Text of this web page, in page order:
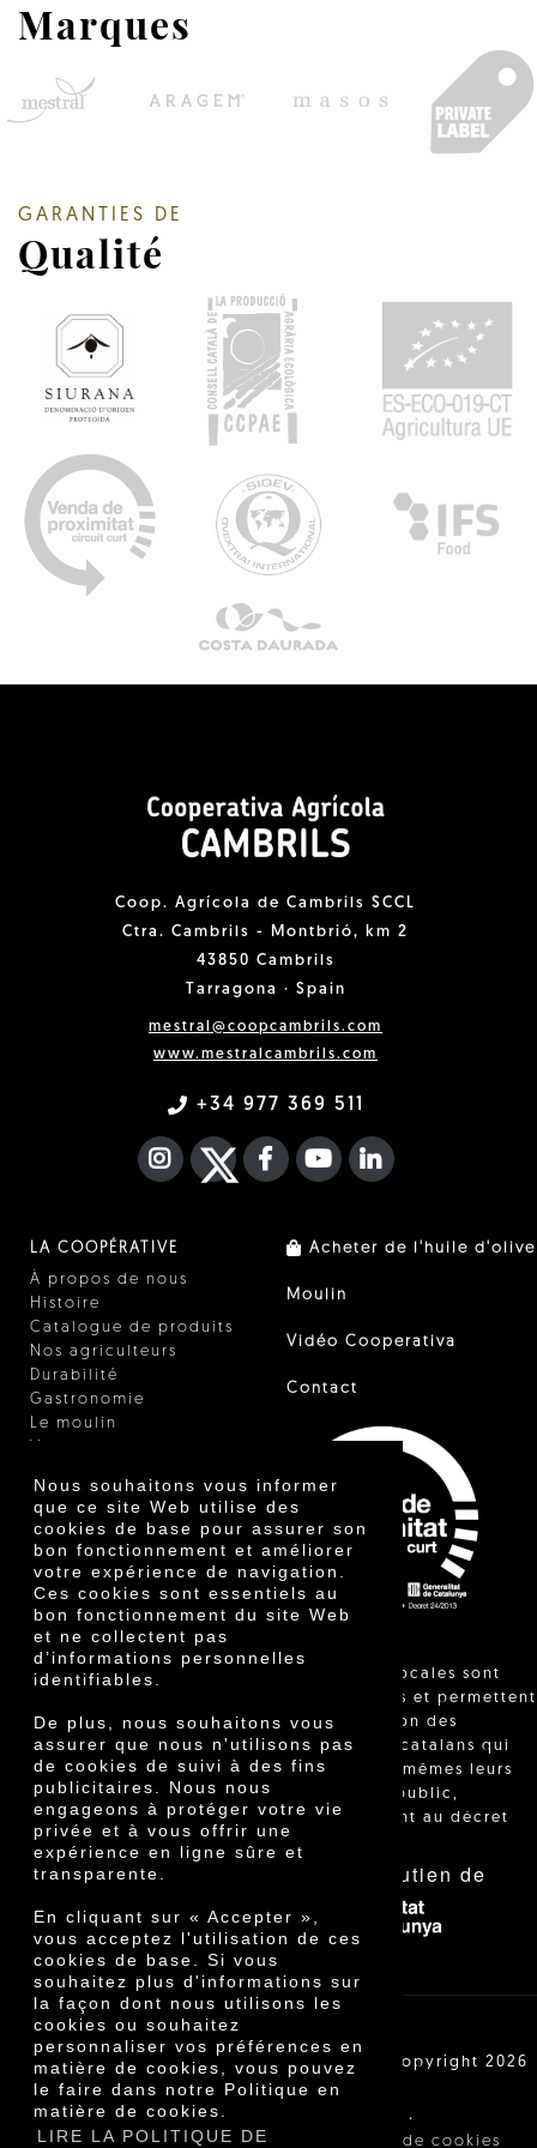
Nous souhaitons vous informer
que ce site Web utilise des
cookies de base pour assurer son
bon fonctionnement et améliorer
votre expérience de navigation.
Ces cookies sont essentiels au
bon fonctionnement du site Web
et ne collectent pas
d’informations personnelles
identifiables.
De plus, nous souhaitons vous
assurer que nous n'utilisons pas
de cookies de suivi à des fins
publicitaires. Nous nous
engageons à protéger votre vie
privée et à vous offrir une
expérience en ligne sûre et
transparente.
En cliquant sur « Accepter »,
vous acceptez l'utilisation de ces
cookies de base. Si vous
souhaitez plus d'informations sur
la façon dont nous utilisons les
cookies ou souhaitez
personnaliser vos préférences en
matière de cookies, vous pouvez
le faire dans notre Politique en
matière de cookies.
LIRE LA POLITIQUE DE
Marques
GARANTIES DE
Qualité
Coop. Agrícola de Cambrils SCCL
Ctra. Cambrils - Montbrió, km 2
43850 Cambrils
Tarragona · Spain
mestral@coopcambrils.com
www.mestralcambrils.com
+34 977 369 511
INSTAGRAM
TWITTER
FACEBOOK F
YOUTUBEFA LINKEDIN
LA COOPÉRATIVE
À propos de nous
Histoire
Catalogue de produits
Nos agriculteurs
Durabilité
Gastronomie
Le moulin
Certificats
Prix
Innovation
Acheter de l'huile d'olive
Moulin
Vidéo Cooperativa
Contact
"Les ventes locales sont
réglementées et permettent
l'identification des
agriculteurs catalans qui
vendent eux-mêmes leurs
produits au public,
conformément au décret
Avec le soutien de
Cooperativa Agrícola de Cambrils SCCL | Copyright 2026
©
Avis légal· ·
Politique de confidentialité Politique de cookies